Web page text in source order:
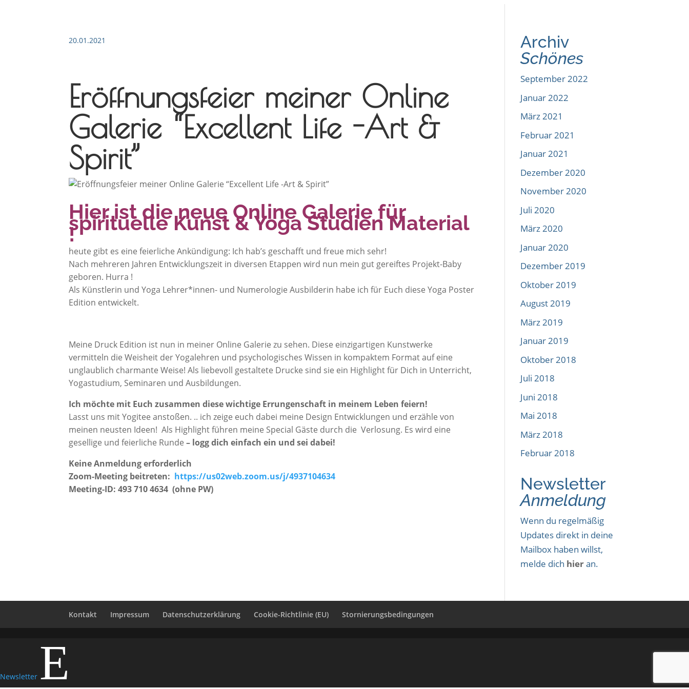
20.01.2021
Eröffnungsfeier meiner Online
Galerie “Excellent Life -Art &
Spirit”
Hier ist die neue Online Galerie für
spirituelle Kunst & Yoga Studien Material
!
heute gibt es eine feierliche Ankündigung: Ich hab’s geschafft und freue mich sehr!
Nach mehreren Jahren Entwicklungszeit in diversen Etappen wird nun mein gut gereiftes Projekt-Baby
geboren. Hurra !
Als Künstlerin und Yoga Lehrer*innen- und Numerologie Ausbilderin habe ich für Euch diese Yoga Poster
Edition entwickelt.
Meine Druck Edition ist nun in meiner Online Galerie zu sehen. Diese einzigartigen Kunstwerke
vermitteln die Weisheit der Yogalehren und psychologisches Wissen in kompaktem Format auf eine
unglaublich charmante Weise! Als liebevoll gestaltete Drucke sind sie ein Highlight für Dich in Unterricht,
Yogastudium, Seminaren und Ausbildungen.
Ich möchte mit Euch zusammen diese wichtige Errungenschaft in meinem Leben feiern!
Lasst uns mit Yogitee anstoßen. .. ich zeige euch dabei meine Design Entwicklungen und erzähle von
meinen neusten Ideen! Als Highlight führen meine Special Gäste durch die Verlosung. Es wird eine
gesellige und feierliche Runde– logg dich einfach ein und sei dabei!
Keine Anmeldung erforderlich
Zoom-Meeting beitreten: https://us02web.zoom.us/j/4937104634
Meeting-ID: 493 710 4634 (ohne PW)
Archiv
Schönes
September 2022
Januar 2022
März 2021
Februar 2021
Januar 2021
Dezember 2020
November 2020
Juli 2020
März 2020
Januar 2020
Dezember 2019
Oktober 2019
August 2019
März 2019
Januar 2019
Oktober 2018
Juli 2018
Juni 2018
Mai 2018
März 2018
Februar 2018
Newsletter
Anmeldung
Wenn du regelmäßig
Updates direkt in deine
Mailbox haben willst,
melde dich hieran.
Kontakt Impressum Datenschutzerklärung Cookie-Richtlinie (EU) Stornierungsbedingungen
Newsletter E